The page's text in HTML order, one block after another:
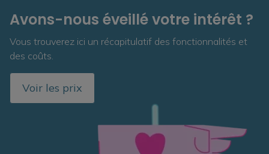
Avons-nous éveillé votre intérêt ?
Vous trouverez ici un récapitulatif des fonctionnalités et
des coûts.
Voir les prix